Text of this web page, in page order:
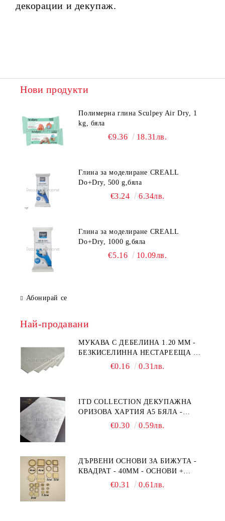
декорации и декупаж.
Нови продукти
Полимерна глина Sculpey Air Dry, 1
kg, бяла
€9.36 18.31лв.
Глина за моделиране CREALL
Do+Dry, 500 g,бяла
€3.24 6.34лв.
Глина за моделиране CREALL
Do+Dry, 1000 g,бяла
€5.16 10.09лв.
Абонирай се
Най-продавани
МУКАВА С ДЕБЕЛИНА 1.20 MM -
БЕЗКИСЕЛИННА НЕСТАРЕЕЩА А5
- 210 Х 150ММ
€0.16 0.31лв.
ITD COLLECTION ДЕКУПАЖНА
ОРИЗОВА ХАРТИЯ А5 БЯЛА -
€0.30 0.59лв.
ДЪРВЕНИ ОСНОВИ ЗА БИЖУТА -
КВАДРАТ - 40ММ - ОСНОВИ +
€0.31 0.61лв.